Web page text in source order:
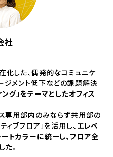
社
した、偶発的なコミュニケ
ジメント低下などの課題解決
グ」をテーマとしたオフィス
専用部内のみならず共用部の
ブフロア」を活用し、 エレベ
トカラーに統一し、フロア全
た。